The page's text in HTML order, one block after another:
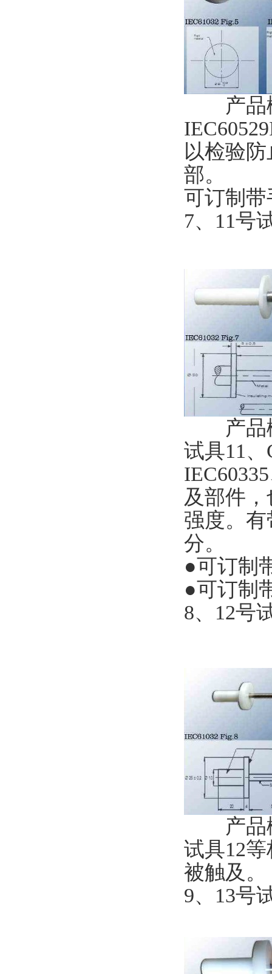
产品概
以检验
部。
可订制
7、11号
产品概
试具11、
及部件
强度。
分。
●可订
●可订制
8、12号
产品概
试具12
被触及
9、13号